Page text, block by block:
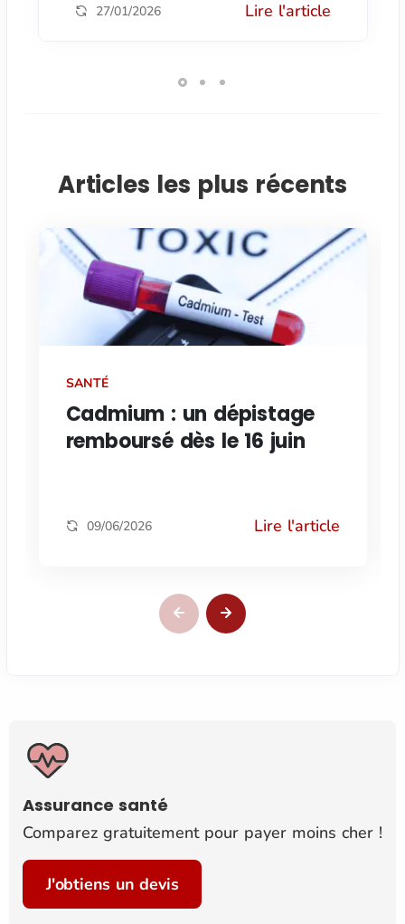
27/01/2026 Lire l'article
Articles les plus récents
SANTÉ
Cadmium : un dépistage
remboursé dès le 16 juin
09/06/2026 Lire l'article
Assurance santé
Comparez gratuitement pour payer moins cher !
J'obtiens un devis